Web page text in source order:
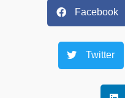
Facebook
Twitter